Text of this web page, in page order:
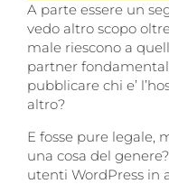
A parte essere un
vedo altro scopo
male riescono a
partner
pubblicare chi e’
altro?
E fosse pure legale,
una cosa del
utenti WordPress in